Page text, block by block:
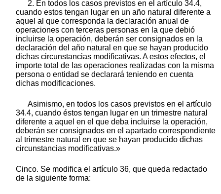
2. En todos los casos previstos en el artículo 34.4,
cuando estos tengan lugar en un año natural diferente a
aquel al que corresponda la declaración anual de
operaciones con terceras personas en la que debió
incluirse la operación, deberán ser consignados en la
declaración del año natural en que se hayan producido
dichas circunstancias modificativas. A estos efectos, el
importe total de las operaciones realizadas con la misma
persona o entidad se declarará teniendo en cuenta
dichas modificaciones.
Asimismo, en todos los casos previstos en el artículo
34.4, cuando éstos tengan lugar en un trimestre natural
diferente a aquel en el que deba incluirse la operación,
deberán ser consignados en el apartado correspondiente
al trimestre natural en que se hayan producido dichas
circunstancias modificativas.»
Cinco. Se modifica el artículo 36, que queda redactado
de la siguiente forma: